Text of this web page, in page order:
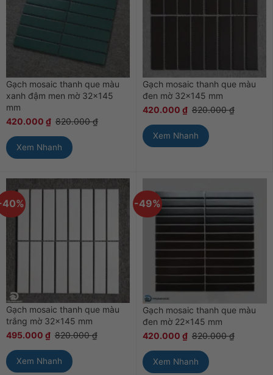
Gạch mosaic thanh que màu
xanh đậm men mờ 32×145
mm
420.000 ₫ 820.000₫
Xem Nhanh
Gạch mosaic thanh que màu
đen mờ 32×145 mm
420.000 ₫ 820.000₫
Xem Nhanh
Gạch mosaic thanh que màu
trắng mờ 32×145 mm
495.000 ₫ 820.000₫
Xem Nhanh
-49%
Gạch mosaic thanh que màu
đen mờ 22×145 mm
420.000 ₫ 820.000₫
Xem Nhanh